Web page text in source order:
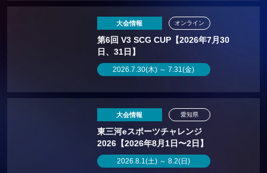
大会情報
第6回 V3 SCG CUP【2026年7月30
日、31日】
2026.7.30(木) ～ 7.31(金)
オンライン
大会情報
東三河eスポーツチャレンジ
2026【2026年8月1日〜2日】
2026.8.1(土) ～ 8.2(日)
愛知県